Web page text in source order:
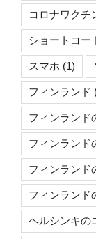
コロナワクチ
ショートコー
スマホ (1)
フィンランド
フィンランド
フィンランド
フィンランド
フィンランド
ヘルシンキの